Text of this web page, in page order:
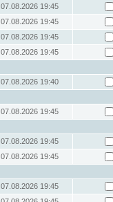
07.08.2026 19:45
07.08.2026 19:45
07.08.2026 19:45
07.08.2026 19:45
07.08.2026 19:40
07.08.2026 19:45
07.08.2026 19:45
07.08.2026 19:45
07.08.2026 19:45